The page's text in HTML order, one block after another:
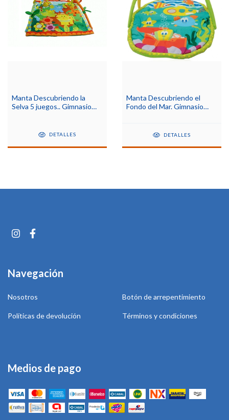
Manta Descubriendo la
Selva 5 juegos.. Gimnasio
DETALLES
Manta Descubriendo el
Fondo del Mar. Gimnasio
DETALLES
Navegación
Nosotros Botón de arrepentimiento
Políticas de devolución Términos y condiciones
Medios de pago